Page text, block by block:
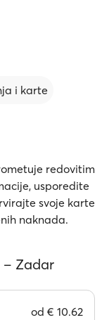
i karte
redovitim
usporedite
svoje karte
naknada.
– Zadar
od € 10.62